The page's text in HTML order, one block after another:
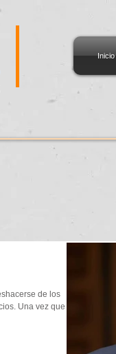
Inicio
de los
Una vez que se